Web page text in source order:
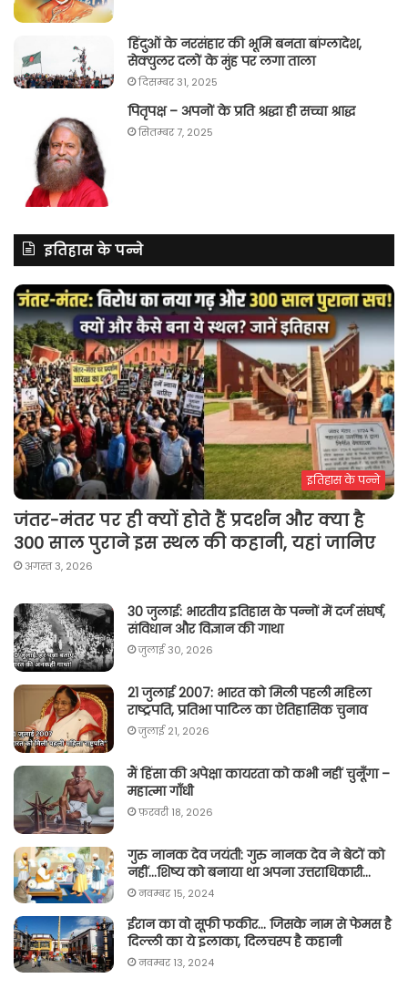
हिंदुओं के नरसंहार की भूमि बनता बांग्लादेश,
सेक्युलर दलों के मुंह पर लगा ताला
दिसम्बर 31, 2025
पितृपक्ष – अपनों के प्रति श्रद्धा ही सच्चा श्राद्ध
सितम्बर 7, 2025
इतिहास के पन्ने
इतिहास के पन्ने
जंतर-मंतर पर ही क्यों होते हैं प्रदर्शन और क्या है
300 साल पुराने इस स्थल की कहानी, यहां जानिए
अगस्त 3, 2026
30 जुलाई: भारतीय इतिहास के पन्नों में दर्ज संघर्ष,
संविधान और विज्ञान की गाथा
जुलाई 30, 2026
21 जुलाई 2007: भारत को मिली पहली महिला
राष्ट्रपति, प्रतिभा पाटिल का ऐतिहासिक चुनाव
जुलाई 21, 2026
मैं हिंसा की अपेक्षा कायरता को कभी नहीं चुनूँगा –
महात्मा गाँधी
फ़रवरी 18, 2026
गुरु नानक देव जयंती: गुरु नानक देव ने बेटों को
नहीं…शिष्य को बनाया था अपना उत्तराधिकारी…
नवम्बर 15, 2024
ईरान का वो सूफी फकीर… जिसके नाम से फेमस है
दिल्ली का ये इलाका, दिलचस्प है कहानी
नवम्बर 13, 2024